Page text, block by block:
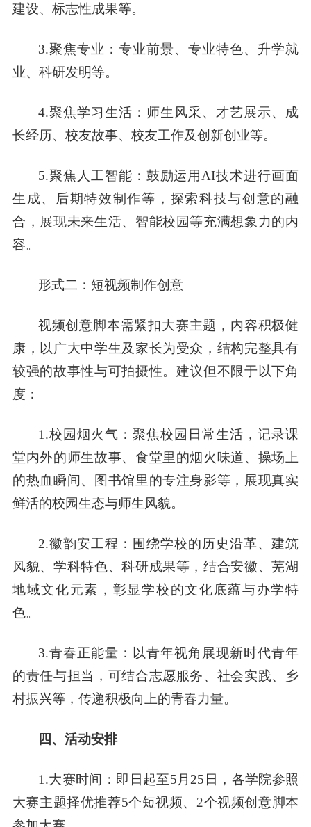
建设、标志性成果等。
3.聚焦专业：专业前景、专业特色、升学就
业、科研发明等。
4.聚焦学习生活：师生风采、才艺展示、成
长经历、校友故事、校友工作及创新创业等。
5.聚焦人工智能 ：鼓励运用AI技术进行画面
生成、后期特效制作等，探索科技与创意的融
合，展现未来生活、智能校园等充满想象力的内
容。
形式二：短视频制作创意
视频创意脚本需紧扣大赛主题，内容积极健
康，以广大中学生及家长为受众，结构完整具有
较强的故事性与可拍摄性。建议但不限于以下角
度：
1.校园烟火气：聚焦校园日常生活，记录课
堂内外的师生故事、食堂里的烟火味道、操场上
的热血瞬间、图书馆里的专注身影等，展现真实
鲜活的校园生态与师生风貌。
2.徽韵安工程：围绕学校的历史沿革、建筑
风貌、学科特色、科研成果等，结合安徽、芜湖
地域文化元素，彰显学校的文化底蕴与办学特
色。
3.青春正能量：以青年视角展现新时代青年
的责任与担当，可结合志愿服务、社会实践、乡
村振兴等，传递积极向上的青春力量。
四、活动安排
1.大赛时间：即日起至5月25日，各学院参照
大赛主题择优推荐5个短视频、2个视频创意脚本